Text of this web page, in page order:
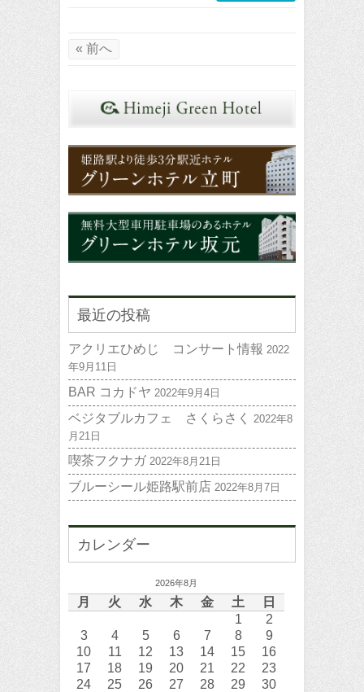
« 前へ
最近の投稿
アクリエひめじ コンサート情報 2022
年9月11日
BAR コカドヤ 2022年9月4日
ベジタブルカフェ さくらさく
2022年8
月21日
喫茶フクナガ 2022年8月21日
ブルーシール姫路駅前店 2022年8月7日
カレンダー
2026年8月
月 火 水 木 金 土 日
1
2
3
4 5 6 7 8
9
10
11 12 13 14 15
16
17
18 19 20 21 22
23
24
25 26 27 28 29
30